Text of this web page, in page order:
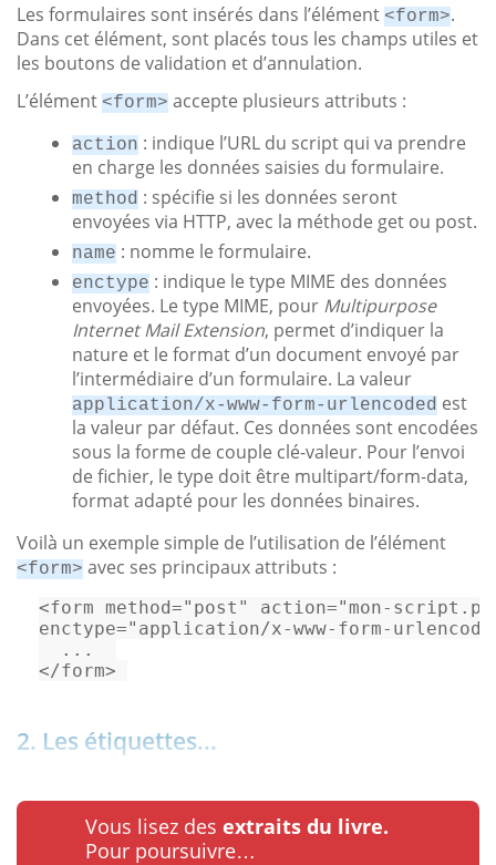
Les formulaires sont insérés dans l’élément <form>.
Dans cet élément, sont placés tous les champs utiles et
les boutons de validation et d’annulation.
L’élément <form> accepte plusieurs attributs :
action : indique l’URL du script qui va prendre
en charge les données saisies du formulaire.
method : spécifie si les données seront
envoyées via HTTP, avec la méthode get ou post.
name : nomme le formulaire.
enctype : indique le type MIME des données
envoyées. Le type MIME, pour Multipurpose
Internet Mail Extension, permet d’indiquer la
nature et le format d’un document envoyé par
l’intermédiaire d’un formulaire. La valeur
application/x-www-form-urlencoded est
la valeur par défaut. Ces données sont encodées
sous la forme de couple clé-valeur. Pour l’envoi
de fichier, le type doit être multipart/form-data,
format adapté pour les données binaires.
Voilà un exemple simple de l’utilisation de l’élément
<form> avec ses principaux attributs :
<form method="post" action="mon-
enctype="application/x-www-form-
</form>
2. Les étiquettes...
Vous lisez des extraits du livre.
Pour poursuivre…